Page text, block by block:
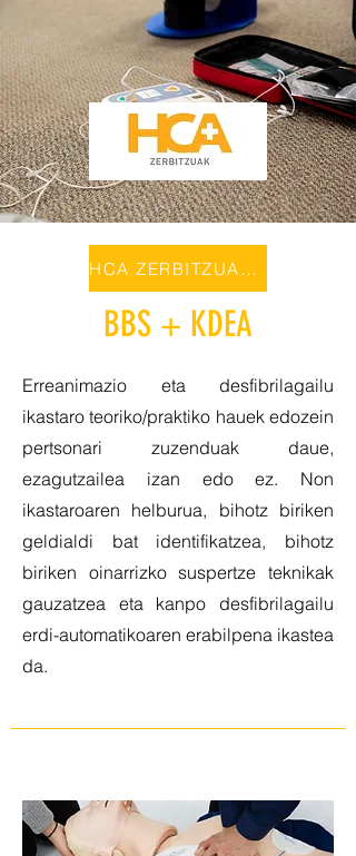
HCA ZERBITZUAK/SERVICIOS
BBS + KDEA
Erreanimazio eta desfibrilagailu
ikastaro teoriko/praktiko hauek edozein
pertsonari zuzenduak daue,
ezagutzailea izan edo ez. Non
ikastaroaren helburua, bihotz biriken
geldialdi bat identifikatzea, bihotz
biriken oinarrizko suspertze teknikak
gauzatzea eta kanpo desfibrilagailu
erdi-automatikoaren erabilpena ikastea
da.